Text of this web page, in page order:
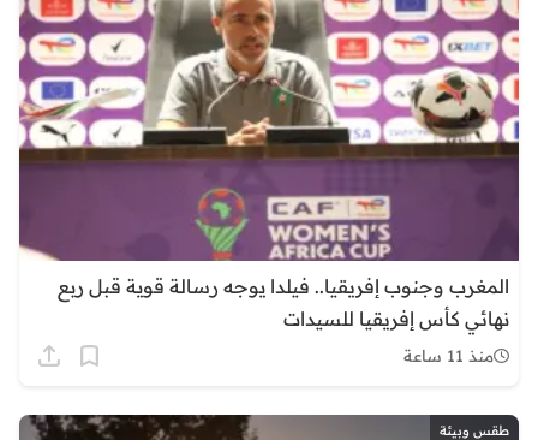
المغرب وجنوب إفريقيا.. فيلدا يوجه رسالة قوية قبل ربع
نهائي كأس إفريقيا للسيدات
منذ 11 ساعة
طقس وبيئة